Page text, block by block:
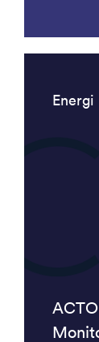
Energi